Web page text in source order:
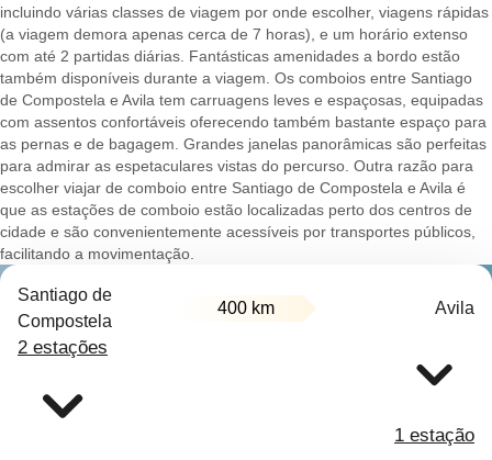
incluindo várias classes de viagem por onde escolher, viagens rápidas
(a viagem demora apenas cerca de 7 horas), e um horário extenso
com até 2 partidas diárias. Fantásticas amenidades a bordo estão
também disponíveis durante a viagem. Os comboios entre Santiago
de Compostela e Avila tem carruagens leves e espaçosas, equipadas
com assentos confortáveis oferecendo também bastante espaço para
as pernas e de bagagem. Grandes janelas panorâmicas são perfeitas
para admirar as espetaculares vistas do percurso. Outra razão para
escolher viajar de comboio entre Santiago de Compostela e Avila é
que as estações de comboio estão localizadas perto dos centros de
cidade e são convenientemente acessíveis por transportes públicos,
facilitando a movimentação.
Santiago de
Compostela
400 km Avila
2 estações
1 estação